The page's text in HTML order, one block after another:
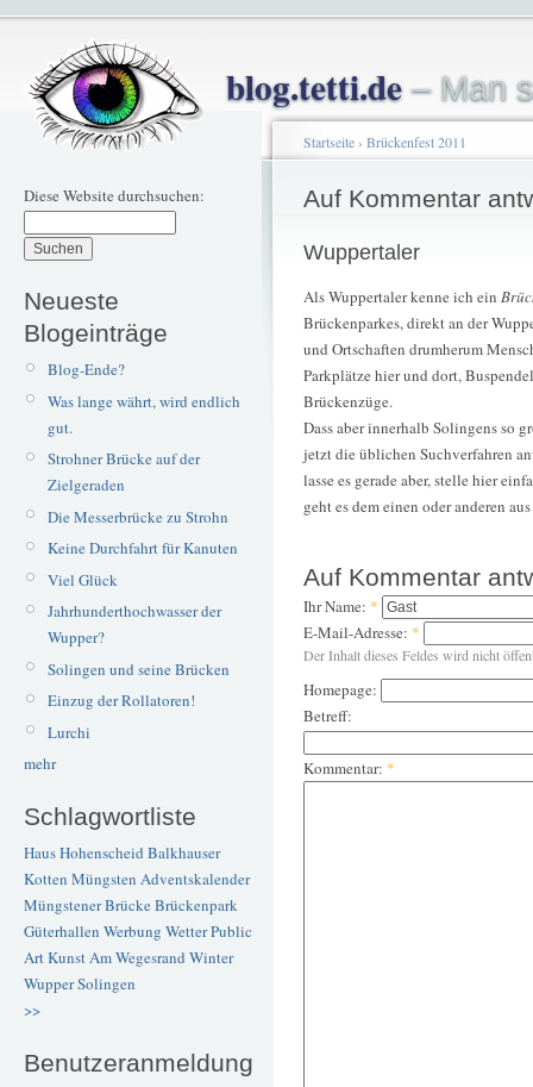
blog.tetti.de– Man
Diese Website durchsuchen:
Neueste
Blogeinträge
Blog-Ende?
Was lange währt, wird endlich
gut.
Strohner Brücke auf der
Zielgeraden
Die Messerbrücke zu Strohn
Keine Durchfahrt für Kanuten
Viel Glück
Jahrhunderthochwasser der
Wupper?
Solingen und seine Brücken
Einzug der Rollatoren!
Lurchi
mehr
Schlagwortliste
Haus Hohenscheid Balkhauser
Kotten Müngsten Adventskalender
Müngstener BrückeBrückenpark
Güterhallen Werbung WetterPublic
ArtKunstAm Wegesrand Winter
WupperSolingen
>>
Benutzeranmeldung
Startseite› Brückenfest 2011
Auf Kommentar
Wuppertaler
Als Wuppertaler kenne ich ein
Brückenparkes, direkt an der
und Ortschaften drumherum
Parkplätze hier und dort,
Brückenzüge.
Dass aber innerhalb Solingens so
jetzt die üblichen Suchverfahren
lasse es gerade aber, stelle hier
geht es dem einen oder anderen
Auf Kommentar
Ihr Name: *
E-Mail-Adresse: *
Der Inhalt dieses Feldes wird nicht
Homepage:
Betreff:
Kommentar: *